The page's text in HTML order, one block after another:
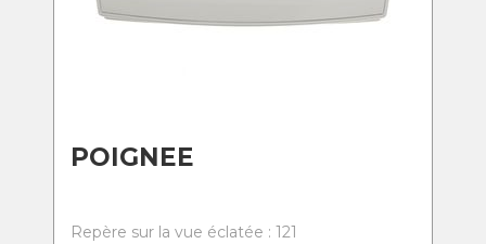
POIGNEE
Repère sur la vue éclatée : 121